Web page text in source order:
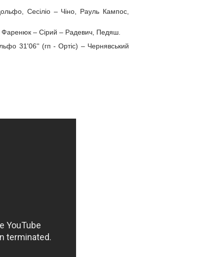
Сесіліо – Чіно, Рауль Кампос,
– Сірий – Радевич, Педяш.
31'06'' (гп - Ортіс) – Чернявський